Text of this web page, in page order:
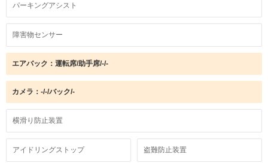
パーキングアシスト
障害物センサー
エアバック：運転席/助手席/-/-
カメラ：-/-/バック/-
横滑り防止装置
アイドリングストップ 盗難防止装置